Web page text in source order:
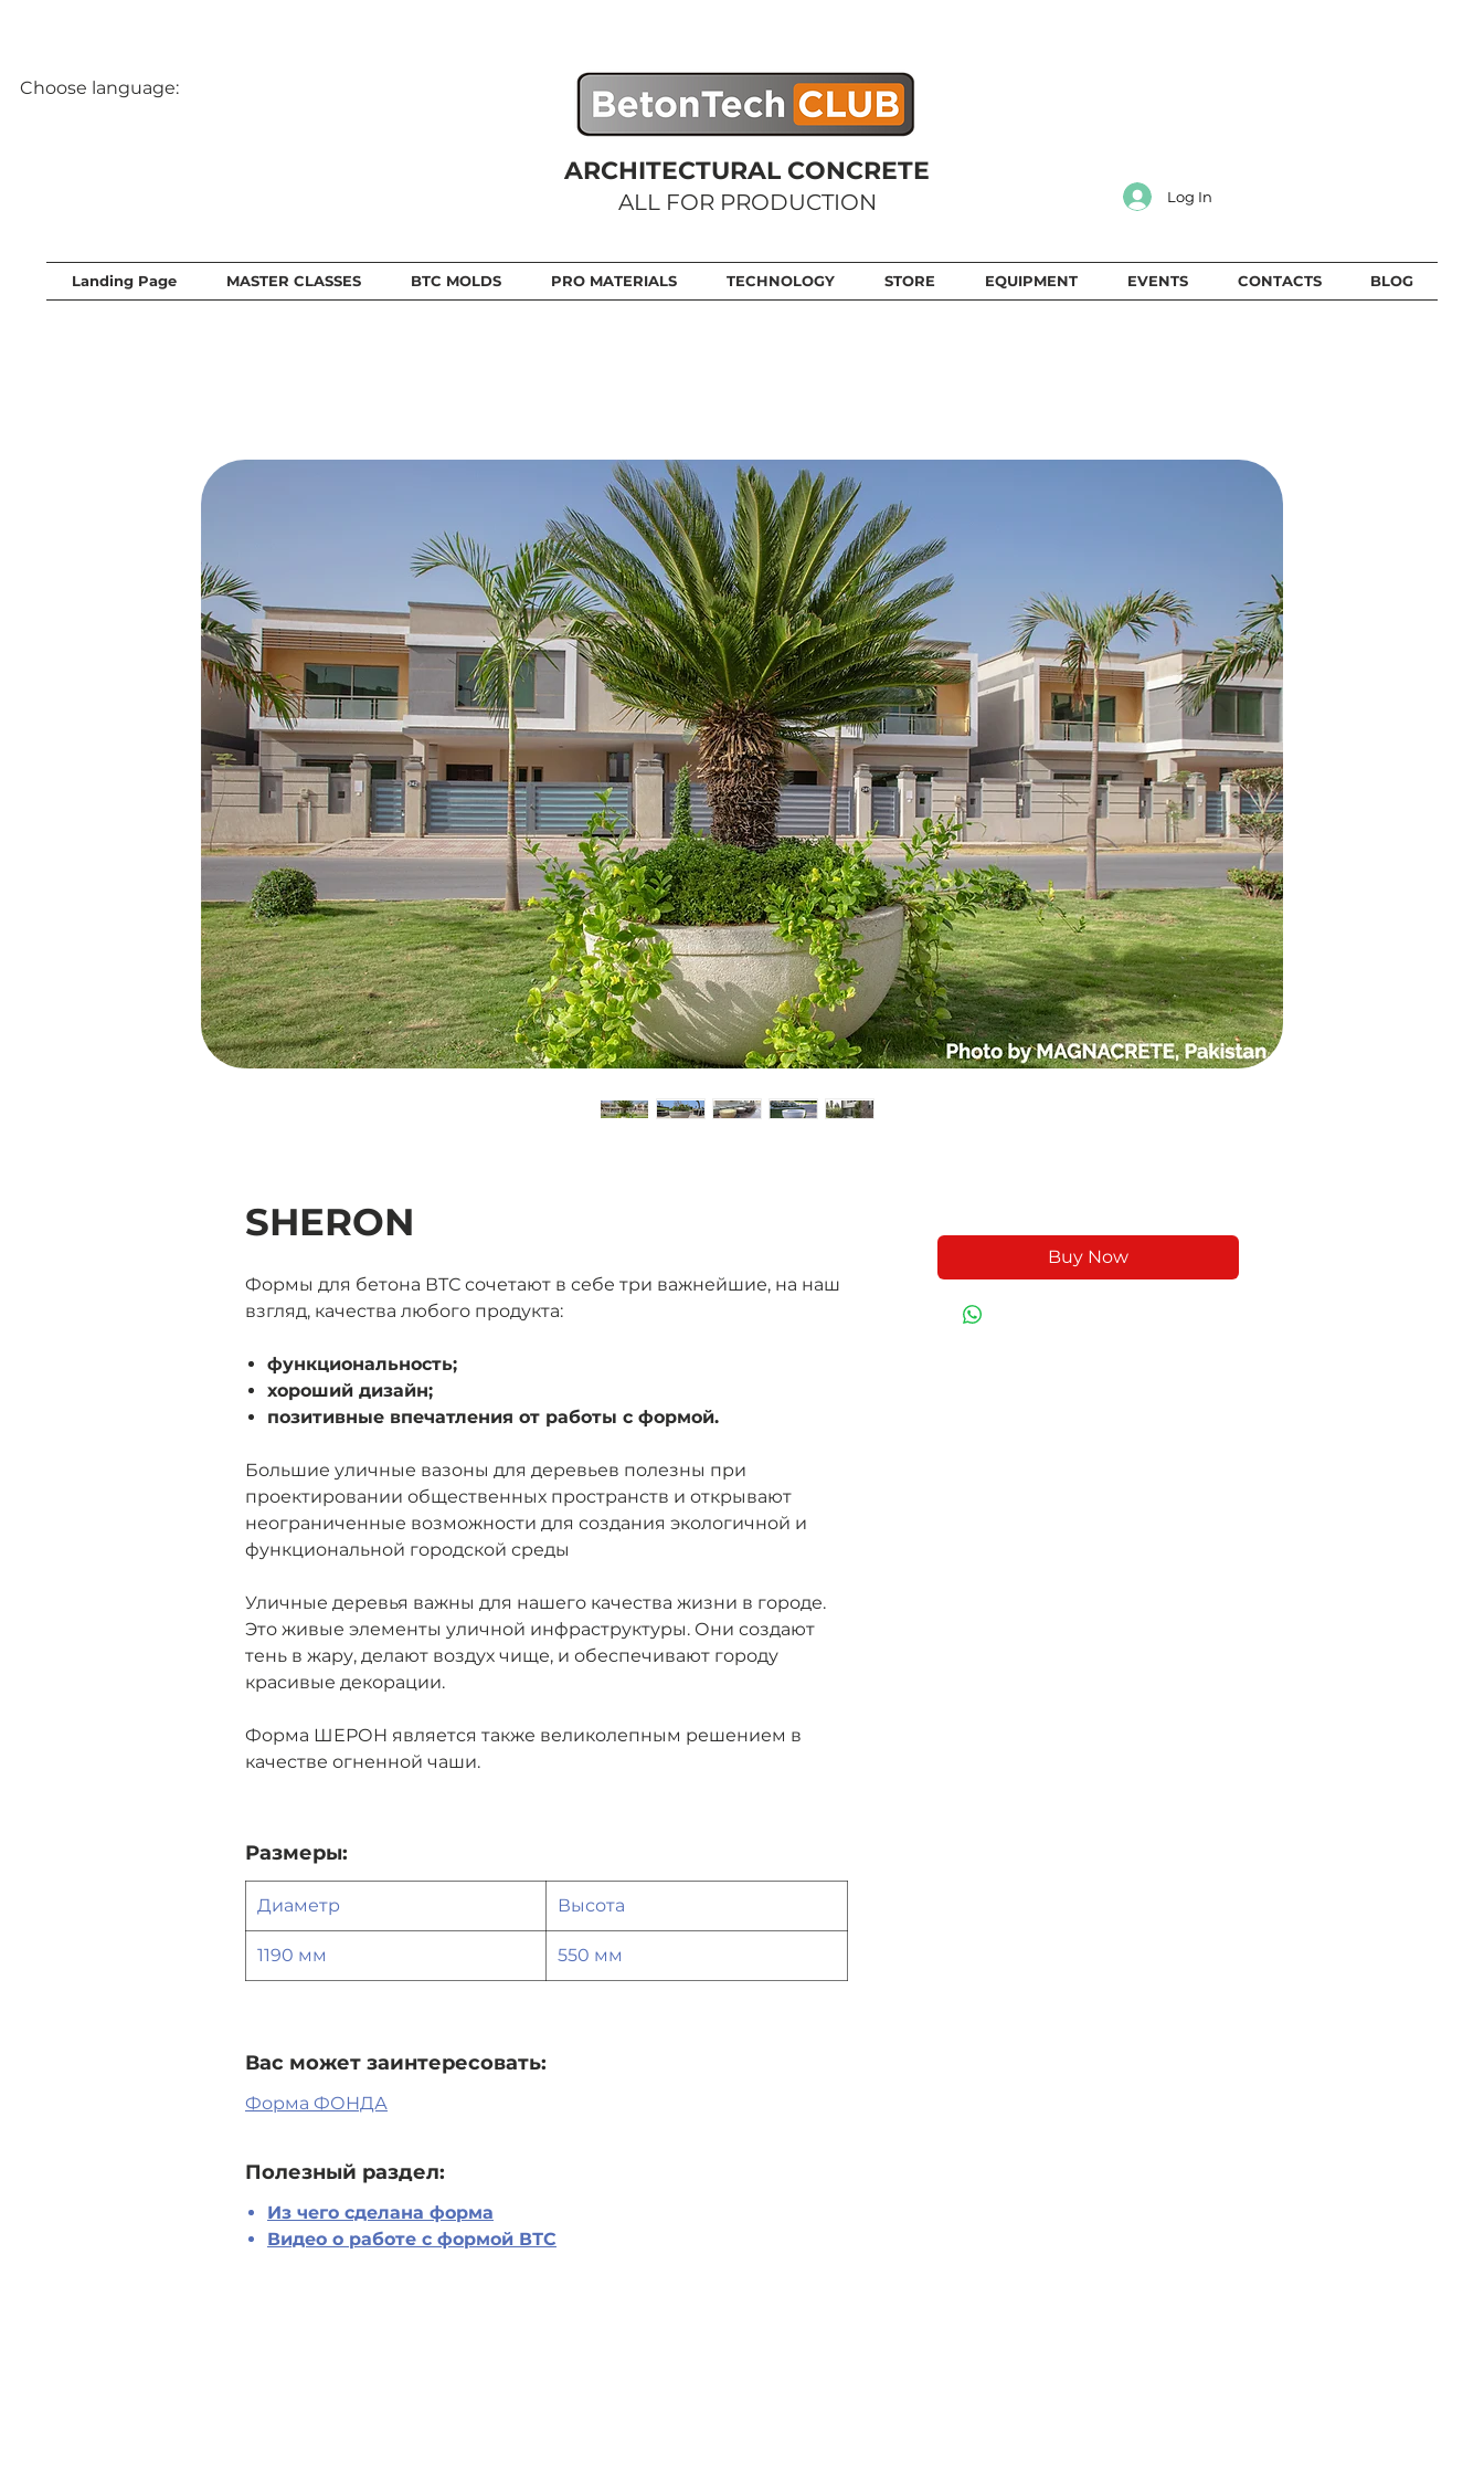
Choose language:
ARCHITECTURAL CONCRETE
ALL FOR PRODUCTION Log In
Landing Page MASTER CLASSES BTC MOLDS PRO MATERIALS TECHNOLOGY STORE EQUIPMENT EVENTS CONTACTS BLOG
SHERON
Формы для бетона ВТС сочетают в себе три важнейшие, на наш
взгляд, качества любого продукта:
функциональность;
хороший дизайн;
позитивные впечатления от работы с формой.
Большие уличные вазоны для деревьев полезны при
проектировании общественных пространств и открывают
неограниченные возможности для создания экологичной и
функциональной городской среды
Уличные деревья важны для нашего качества жизни в городе.
Это живые элементы уличной инфраструктуры. Они создают
тень в жару, делают воздух чище, и обеспечивают городу
красивые декорации.
Форма ШЕРОН является также великолепным решением в
качестве огненной чаши.
Размеры:
Диаметр Высота
1190 мм 550 мм
Вас может заинтересовать:
Форма ФОНДА
Полезный раздел:
Из чего сделана форма
Видео о работе с формой ВТС
Buy Now